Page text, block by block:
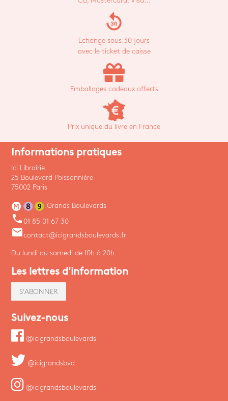
replay_30
Echange sous 30 jours
avec le ticket de caisse
Emballages cadeaux offerts
Prix unique du livre en France
Informations pratiques
Ici Librairie
25 Boulevard Poissonnière
75002 Paris
Grands Boulevards
phone 01 85 01 67 30
emailcontact@icigrandsboulevards.fr
Du lundi au samedi de 10h à 20h
Les lettres d'information
S'ABONNER
Suivez-nous
@icigrandsboulevards
@icigrandsbvd
@icigrandsboulevards